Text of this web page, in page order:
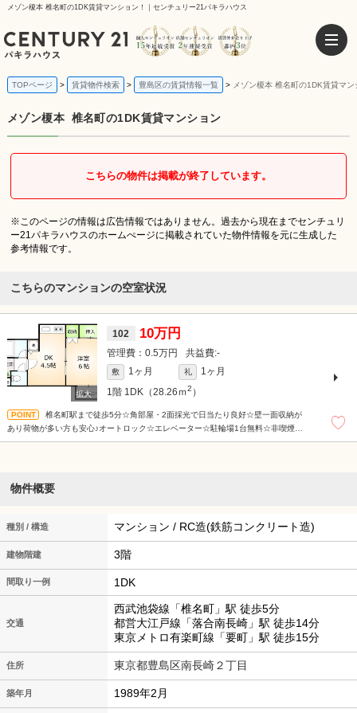
メゾン榎本 椎名町の1DK賃貸マンション！｜センチュリー21パキラハウス
TOPページ 賃貸物件検索 豊島区の賃貸情報一覧 メゾン榎本 椎名町の1DK賃貸マン
メゾン榎本 椎名町の1DK賃貸マンション
こちらの物件は掲載が終了しています。
※このページの情報は広告情報ではありません。過去から現在までセンチュリ
ー21パキラハウスのホームぺージに掲載されていた物件情報を元に生成した
参考情報です。
こちらのマンションの空室状況
102 10万円
0.5万円 -
敷 1ヶ月 礼
1ヶ月
1階 1DK（28.26ｍ2 ）
椎名町駅まで徒歩5分☆角部屋・2面採光で日当たり良好☆壁一面収納が
あり荷物が多い方も安心♪オートロック☆エレベーター☆駐輪場1台無料☆非喫煙者
物件概要
種別 / 構造 マンション / RC造(鉄筋コンクリート造)
建物階建 3階
間取り一例 1DK
交通
西武池袋線「椎名町」駅 徒歩5分
都営大江戸線「落合南長崎」駅 徒歩14分
東京メトロ有楽町線「要町」駅 徒歩15分
住所 東京都豊島区南長崎２丁目
築年月 1989年2月